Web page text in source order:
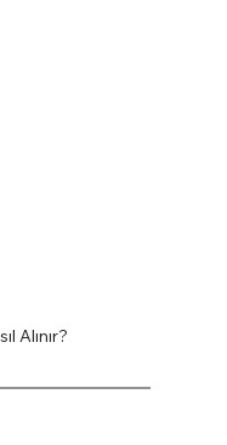
Alınır?